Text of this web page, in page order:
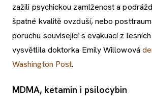
zažili psychickou zamlženost a
špatné kvalitě ovzduší, nebo
poruchu související s evakuací z
vysvětlila doktorka Emily Willowová
Washington Post.
MDMA, ketamin i psilocybin